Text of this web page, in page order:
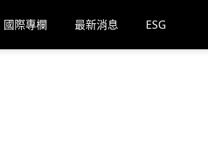
國際專欄 最新消息 ESG